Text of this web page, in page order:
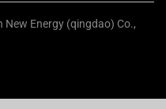
Energy (qingdao) Co.,